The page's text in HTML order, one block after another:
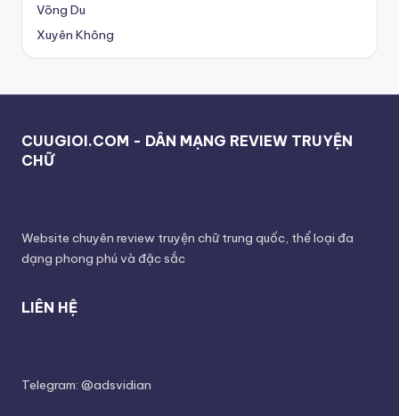
Võng Du
Xuyên Không
CUUGIOI.COM - DÂN MẠNG REVIEW TRUYỆN
CHỮ
Website chuyên review truyện chữ trung quốc, thể loại đa
dạng phong phú và đặc sắc
LIÊN HỆ
Telegram: @adsvidian